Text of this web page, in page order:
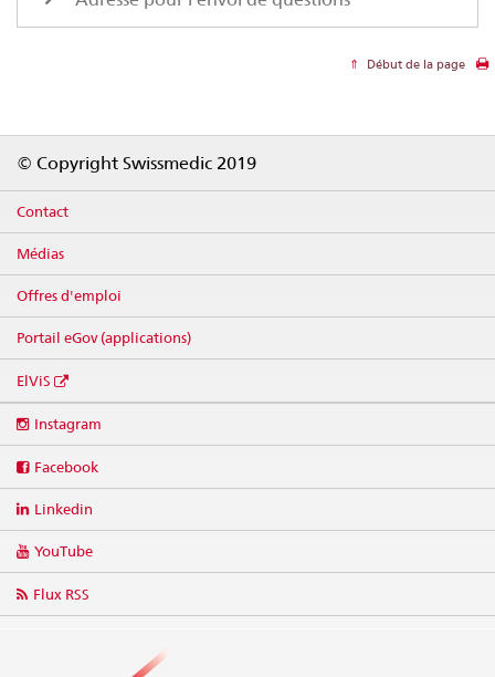
Début de la page
© Copyright Swissmedic 2019
Contact
Médias
Offres d'emploi
Portail eGov (applications)
ElViS
media
Instagram
Facebook
Linkedin
YouTube
Flux RSS